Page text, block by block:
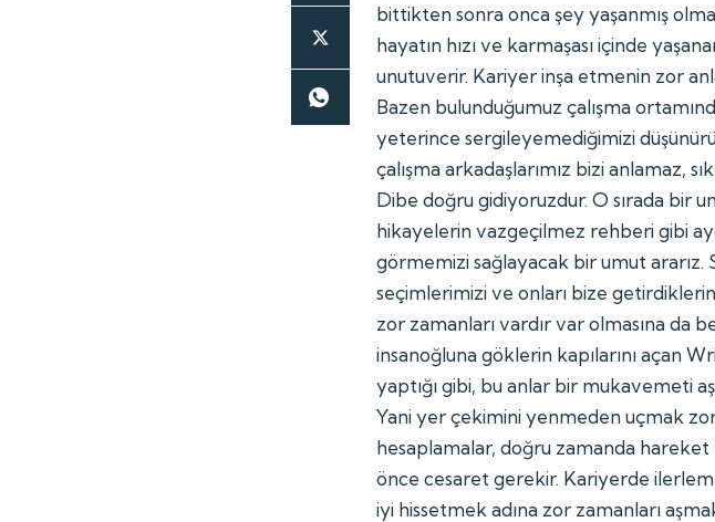
bittikten sonra onca şey yaşanmış
hayatın hızı ve karmaşası içinde
unutuverir. Kariyer inşa etmenin zor
Bazen bulunduğumuz çalışma
yeterince sergileyemediğimizi
çalışma arkadaşlarımız bizi anlamaz,
Dibe doğru gidiyoruzdur. O sırada bir
hikayelerin vazgeçilmez rehberi gibi
görmemizi sağlayacak bir umut ararız.
seçimlerimizi ve onları bize
zor zamanları vardır var olmasına da
insanoğluna göklerin kapılarını açan
yaptığı gibi, bu anlar bir mukavemeti
Yani yer çekimini yenmeden uçmak
hesaplamalar, doğru zamanda
önce cesaret gerekir. Kariyerde
iyi hissetmek adına zor zamanları